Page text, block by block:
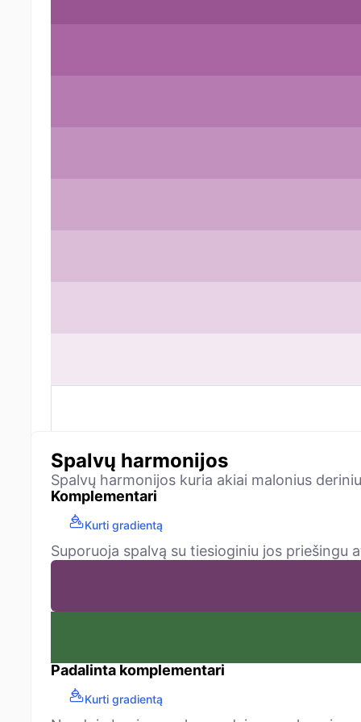
Spalvų harmonijos
Spalvų harmonijos kuria akiai malonius
Komplementari
Kurti gradientą
Suporuoja spalvą su tiesioginiu jos
Padalinta komplementari
Kurti gradientą